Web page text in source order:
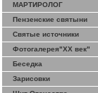
МАРТИРОЛОГ
Пензенские святыни
Святые источники
Фотогалерея"ХХ век"
Беседка
Зарисовки